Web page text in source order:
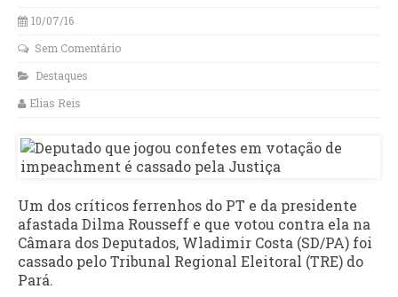
10/07/16
Sem Comentário
Destaques
Elias Reis
Um dos críticos ferrenhos do PT e da presidente
afastada Dilma Rousseff e que votou contra ela na
Câmara dos Deputados, Wladimir Costa (SD/PA) foi
cassado pelo Tribunal Regional Eleitoral (TRE) do
Pará.